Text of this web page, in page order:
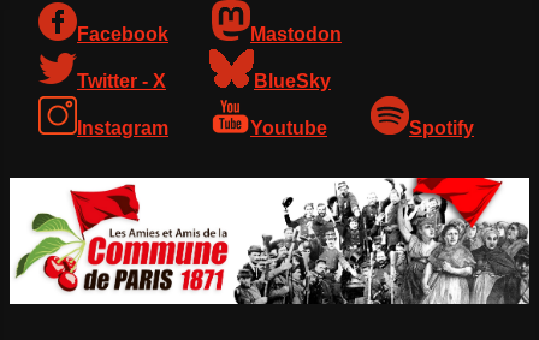
Facebook Mastodon
Twitter - X BlueSky
Instagram Youtube Spotify